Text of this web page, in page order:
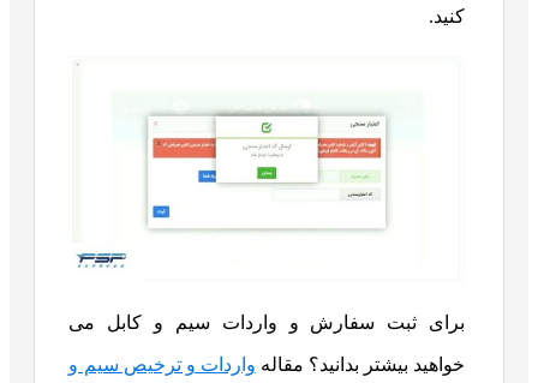
کنید.
برای ثبت سفارش و واردات سیم و کابل می
خواهید بیشتر بدانید؟ مقاله واردات و ترخیص سیم و